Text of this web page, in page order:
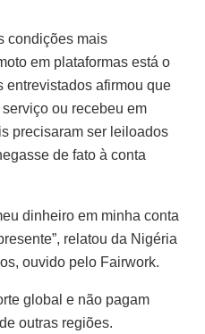
condições mais
em plataformas está o
entrevistados afirmou que
ou recebeu em
precisaram ser leiloados
de fato à conta
dinheiro em minha conta
relatou da Nigéria
ouvido pelo Fairwork.
global e não pagam
outras regiões.